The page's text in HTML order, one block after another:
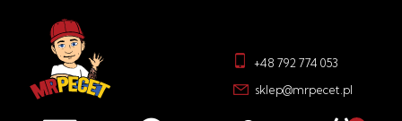
+48 792 774 053
sklep@mrpecet.pl